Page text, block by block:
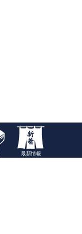
最新情報